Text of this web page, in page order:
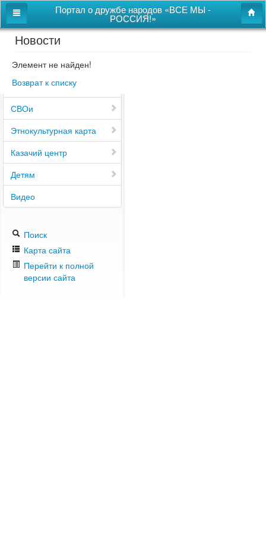
Портал о дружбе народов «ВСЕ МЫ -
РОССИЯ!»
Главная
Дом дружбы народов
Новости
СВОи
Этнокультурная карта
Казачий центр
Детям
Видео
Поиск
Карта сайта
Перейти к полной
версии сайта
Новости
Элемент не найден!
Возврат к списку